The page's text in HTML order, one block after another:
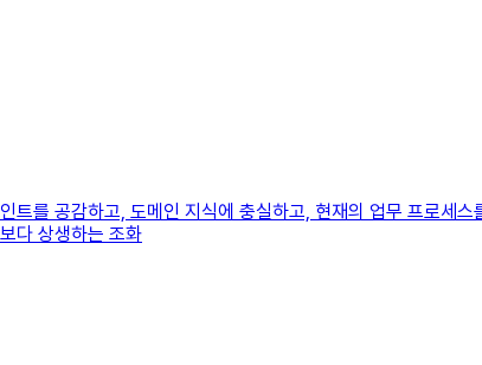
트를 공감하고, 도메인 지식에 충실하고, 현재의 업무 프로세
다 상생하는 조화